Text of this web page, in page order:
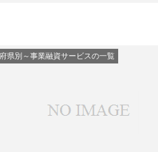
県別～事業融資サービスの一覧